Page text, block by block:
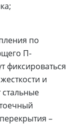
по
П-
фиксироваться
и
–